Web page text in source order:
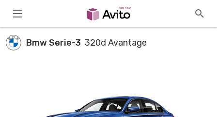
Bmw Serie-3 320d Avantage